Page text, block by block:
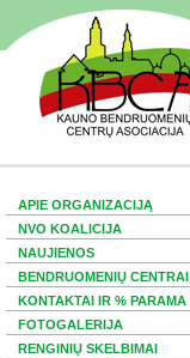
APIE ORGANIZACIJĄ
NVO KOALICIJA
NAUJIENOS
BENDRUOMENIŲ CENTRAI
KONTAKTAI IR % PARAMA
FOTOGALERIJA
RENGINIŲ SKELBIMAI